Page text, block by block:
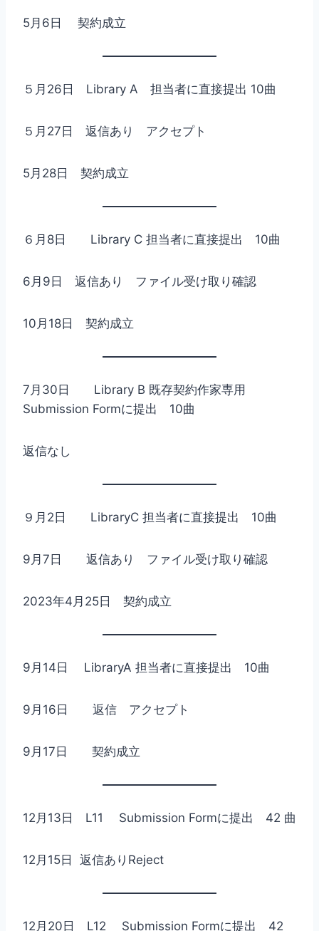
5月6日 契約成立
５月26日 Library A 担当者に直接提出 10曲
５月27日 返信あり アクセプト
5月28日 契約成立
６月8日 Library C 担当者に直接提出 10曲
6月9日 返信あり ファイル受け取り確認
10月18日 契約成立
7月30日 Library B 既存契約作家専用
Submission Formに提出 10曲
返信なし
９月2日 LibraryC 担当者に直接提出 10曲
9月7日 返信あり ファイル受け取り確認
2023年4月25日 契約成立
9月14日 LibraryA 担当者に直接提出 10曲
9月16日 返信 アクセプト
9月17日 契約成立
12月13日 L11 Submission Formに提出 42 曲
12月15日 返信ありReject
12月20日 L12 Submission Formに提出 42